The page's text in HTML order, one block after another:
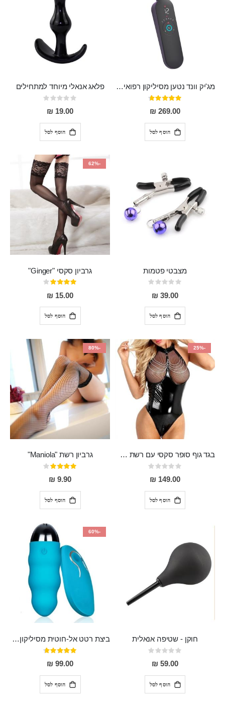
מג'יק וונד נטען מסיליקון רפואי חזק בעל 12 מצבי רטט ו6 מהירויות שונות ROMI
דירוג:
93%
269.00 ₪
הוסף לסל
פלאג אנאלי מיוחד למתחילים
Rating:
0%
19.00 ₪
הוסף לסל
מצבטי פטמות
Rating:
0%
39.00 ₪
הוסף לסל
-62%
גרביון סקסי "Ginger"
דירוג:
80%
15.00 ₪
הוסף לסל
-25%
בגד גוף סופר סקסי עם רשת שקופה בחזה ושרשרות מלמעלה וריצרץ מלמטה Pan במפשעה
Rating:
0%
149.00 ₪
הוסף לסל
-80%
גרביון רשת "Maniola"
דירוג:
80%
9.90 ₪
הוסף לסל
חוקן - שטיפה אנאלית
Rating:
0%
59.00 ₪
הוסף לסל
-60%
ביצת רטט אל-חוטית מסיליקון רפואי בגודל של 8 ס"מ ורוחב 3 ס"מ בעלת 20 מהירויות שונות "ENKI"
דירוג:
93%
99.00 ₪
הוסף לסל